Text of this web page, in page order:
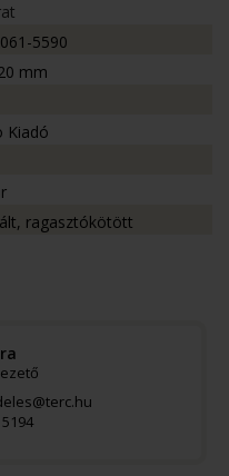
5590
mm
Kiadó
ragasztókötött